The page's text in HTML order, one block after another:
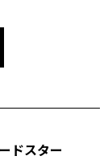
ドスター